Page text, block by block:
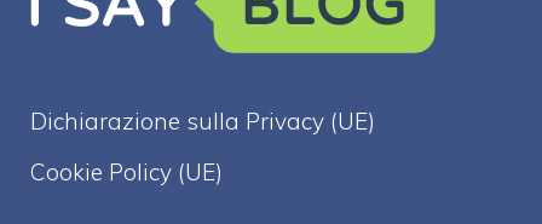
Dichiarazione sulla Privacy (UE)
Cookie Policy (UE)